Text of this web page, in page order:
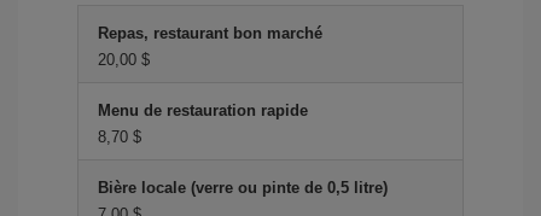
Repas, restaurant bon marché
20,00 $
Menu de restauration rapide
8,70 $
Bière locale (verre ou pinte de 0,5 litre)